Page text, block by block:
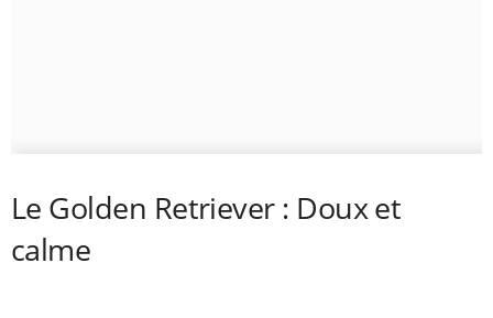
Le Golden Retriever : Doux et
calme